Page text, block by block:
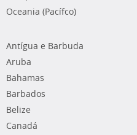
Oceania (Pacífco)
Antígua e Barbuda
Aruba
Bahamas
Barbados
Belize
Canadá